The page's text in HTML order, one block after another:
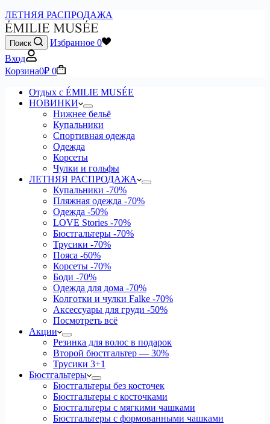
ЛЕТНЯЯ РАСПРОДАЖА
Поиск Избранное 0
Вход
Корзина0₽ 0
Отдых с ÉMILIE MUSÉE
НОВИНКИ
Нижнее бельё
Купальники
Спортивная одежда
Одежда
Корсеты
Чулки и гольфы
ЛЕТНЯЯ РАСПРОДАЖА
Купальники -70%
Пляжная одежда -70%
Одежда -50%
LOVE Stories -70%
Бюстгальтеры -70%
Трусики -70%
Пояса -60%
Корсеты -70%
Боди -70%
Одежда для дома -70%
Колготки и чулки Falke -70%
Аксессуары для груди -50%
Посмотреть всё
Акции
Резинка для волос в подарок
Второй бюстгальтер — 30%
Трусики 3+1
Бюстгальтеры
Бюстгальтеры без косточек
Бюстгальтеры с косточками
Бюстгальтеры с мягкими чашками
Бюстгальтеры с формованными чашками